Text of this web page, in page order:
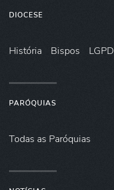
DIOCESE
História Bispos LGPD
PARÓQUIAS
Todas as Paróquias